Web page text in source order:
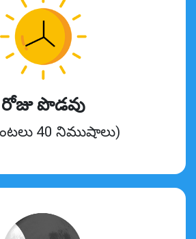
రోజు పొడవు
40 నిముషాలు)